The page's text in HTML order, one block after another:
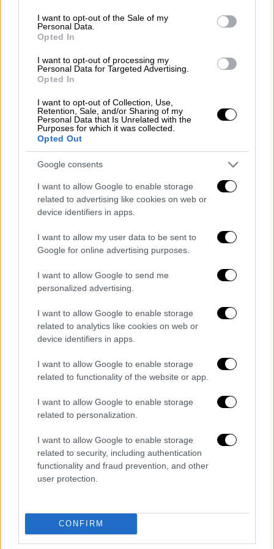
consent section.
I want to opt-out of the Sale of my
Personal Data.
Opted In
I want to opt-out of processing my
Personal Data for Targeted Advertising.
Opted In
I want to opt-out of Collection, Use,
Retention, Sale, and/or Sharing of my
Personal Data that Is Unrelated with the
Purposes for which it was collected.
Opted Out
Google consents
I want to allow Google to enable storage
related to advertising like cookies on web or
device identifiers in apps.
I want to allow my user data to be sent to
Google for online advertising purposes.
I want to allow Google to send me
personalized advertising.
I want to allow Google to enable storage
related to analytics like cookies on web or
device identifiers in apps.
I want to allow Google to enable storage
related to functionality of the website or app.
I want to allow Google to enable storage
related to personalization.
I want to allow Google to enable storage
related to security, including authentication
functionality and fraud prevention, and other
user protection.
CONFIRM
Από Πέμπτη 4/9 15:00 έως Κυριακή 7/9 20:00
επίσηςαπαγορεύεται η στάση-στάθμευση
στις λεωφόρους Στρατού και Γ'
Σεπτεμβρίου.
Την Ημέρα των εγκαινίων, Σάββατο 6/9 από
15:00 και μέχρι το τέλος των εκδηλώσεων,
θα απαγορευτεί η κυκλοφορία σε κεντρικές
λεωφόρους και οδούς
Λεωφόρος Στρατού,
Γ' Σεπτεμβρίου,
Βασ. Όλγας,
Βασ. Γεωργίου,
Λεωφόρος Νίκης,
Κουντουριώτη,
Εγνατία,
Τσιμισκή,
Αγίου Δημητρίου,
Αγίας Σοφίας,
Π. Μελά,
Βενιζέλου.
από 08:00 έως 20:00
επιτρέπεται στάθμευση στην οδό Στίλπωνος
Κυριακίδη.
Υπενθυμίζεται ότιήδη ισχύει απαγόρευση
στάσης και στάθμευσης σε Τσιμισκή,
Εγνατία, Αγίας Σοφίας, καθώς και στις
Οι εναλλακτικές διαδρομές
Ηκυκλοφορίαθα διεξάγεται σταδιακά από: